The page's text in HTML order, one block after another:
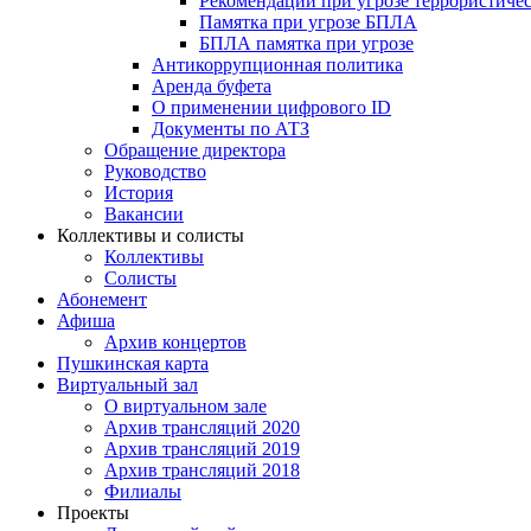
Памятка при угрозе БПЛА
БПЛА памятка при угрозе
Антикоррупционная политика
Аренда буфета
О применении цифрового ID
Документы по АТЗ
Обращение директора
Руководство
История
Вакансии
Коллективы и солисты
Коллективы
Солисты
Абонемент
Афиша
Архив концертов
Пушкинская карта
Виртуальный зал
О виртуальном зале
Архив трансляций 2020
Архив трансляций 2019
Архив трансляций 2018
Филиалы
Проекты